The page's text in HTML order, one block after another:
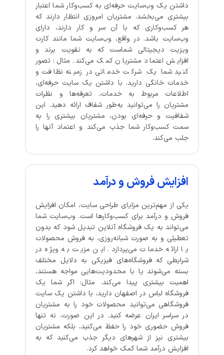
داشتن یک وب‌سایت حرفه‌ای به کسب‌وکار شما اعتبار
بیشتری می‌بخشد. مشتریان امروزی انتظار دارند که
هر کسب‌وکاری که با آن سر و کار دارند، دارای
وب‌سایت باشد. در واقع، وب‌سایت شما مانند کارت
ویزیت دیجیتالی شماست که به تقویت برند و
افزایش اعتماد مشتریان کمک می‌کند. مثال: تصور
کنید شما یک شرکت خدماتی در زمینه نظافت و
خدمات خانگی دارید. با داشتن یک سایت حرفه‌ای،
اطلاعات مربوط به خدمات، تعرفه‌ها و نظرات
مشتریان را می‌توانید به‌طور شفاف ارائه دهید. این
شفافیت و حرفه‌ای بودن، مشتریان بیشتری را به
سمت کسب‌وکار شما جذب می‌کند و اعتماد آنها را
جلب می‌کند.
افزایش فروش و درآمد
یکی از مهم‌ترین مزایای طراحی سایت، امکان افزایش
فروش و درآمد برای کسب‌وکارها است. وب‌سایت شما
می‌تواند به یک فروشگاه آنلاین تبدیل شود که بدون
تعطیلی و به صورت شبانه‌روزی، به فروش محصولات
یا ارائه خدمات می‌پردازد. این مزیت به ویژه در
شرایطی که فروشگاه‌های فیزیکی به دلایل مختلف
بسته می‌شوند یا با محدودیت‌هایی مواجه هستند،
اهمیت بیشتری پیدا می‌کند. مثال: اگر شما یک
فروشگاه لباس در اصفهان دارید، با داشتن یک سایت
فروشگاهی می‌توانید محصولات خود را به مشتریان
در سراسر ایران عرضه کنید. در این صورت، نه تنها
فروش حضوری خود را حفظ می‌کنید، بلکه مشتریان
بیشتری نیز از شهرهای دیگر جذب می‌کنید که به
افزایش درآمد شما کمک خواهد کرد.